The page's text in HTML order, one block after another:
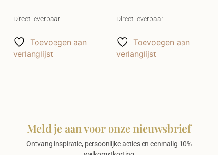
Direct leverbaar
Toevoegen aan
verlanglijst
Direct leverbaar
Toevoegen aan
verlanglijst
Meld je aan voor onze nieuwsbrief
Ontvang inspiratie, persoonlijke acties en eenmalig 10%
welkomstkorting